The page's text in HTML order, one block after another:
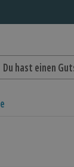
Du hast einen